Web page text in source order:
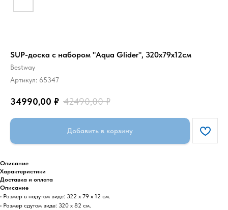
SUP-доска с набором "Aqua Glider", 320x79x12см
Bestway
Артикул: 65347
34990,00 ₽ 42490,00 ₽
Добавить в корзину
Описание
Характеристики
Доставка и оплата
Описание
• Размер в надутом виде: 322 х 79 х 12 см.
• Размер сдутом виде: 320 х 82 см.